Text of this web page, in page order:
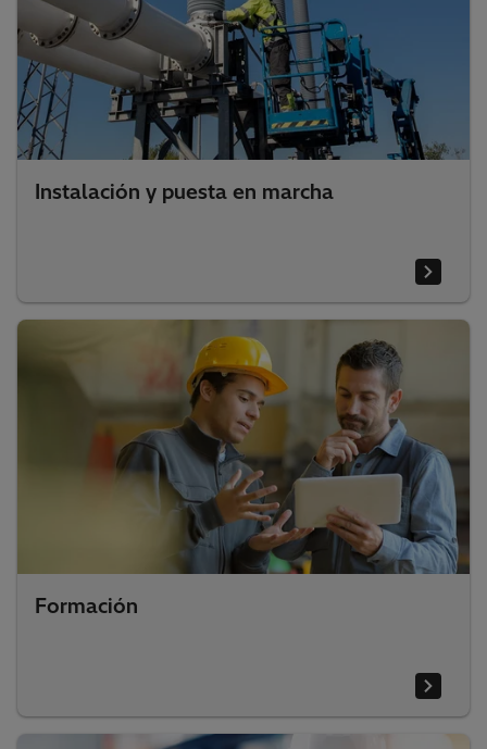
Instalación y puesta en marcha
Formación